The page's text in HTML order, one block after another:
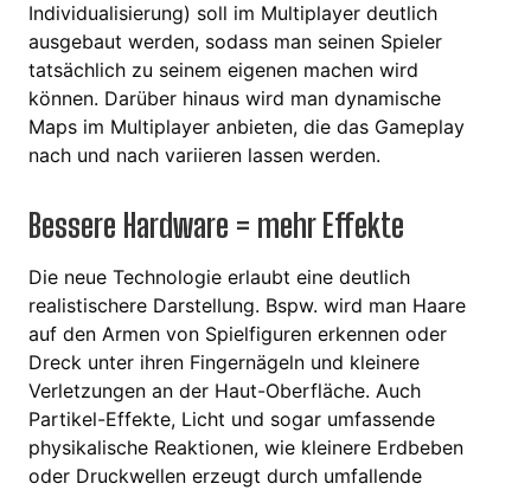
Individualisierung) soll im Multiplayer deutlich
ausgebaut werden, sodass man seinen Spieler
tatsächlich zu seinem eigenen machen wird
können. Darüber hinaus wird man dynamische
Maps im Multiplayer anbieten, die das Gameplay
nach und nach variieren lassen werden.
Bessere Hardware = mehr Effekte
Die neue Technologie erlaubt eine deutlich
realistischere Darstellung. Bspw. wird man Haare
auf den Armen von Spielfiguren erkennen oder
Dreck unter ihren Fingernägeln und kleinere
Verletzungen an der Haut-Oberfläche. Auch
Partikel-Effekte, Licht und sogar umfassende
physikalische Reaktionen, wie kleinere Erdbeben
oder Druckwellen erzeugt durch umfallende